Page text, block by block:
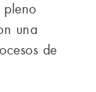
pleno
una
de